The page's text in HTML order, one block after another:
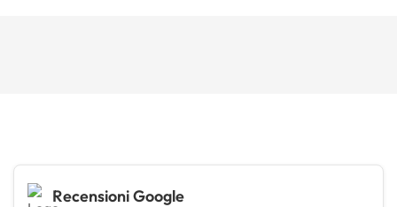
Recensioni Google